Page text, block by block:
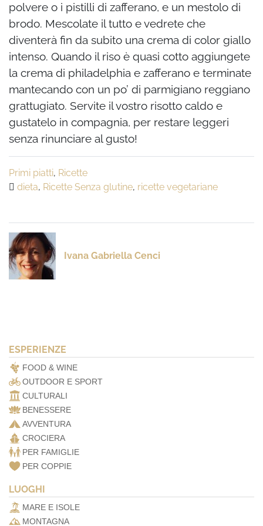
polvere o i pistilli di zafferano, e un mestolo di
brodo. Mescolate il tutto e vedrete che
diventerà fin da subito una crema di color giallo
intenso. Quando il riso è quasi cotto aggiungete
la crema di philadelphia e zafferano e terminate
mantecando con un po’ di parmigiano reggiano
grattugiato. Servite il vostro risotto caldo e
gustatelo in compagnia, per restare leggeri
senza rinunciare al gusto!
Primi piatti, Ricette
dieta, Ricette Senza glutine, ricette vegetariane
Ivana Gabriella Cenci
ESPERIENZE
FOOD & WINE
OUTDOOR E SPORT
CULTURALI
BENESSERE
AVVENTURA
CROCIERA
PER FAMIGLIE
PER COPPIE
LUOGHI
MARE E ISOLE
MONTAGNA